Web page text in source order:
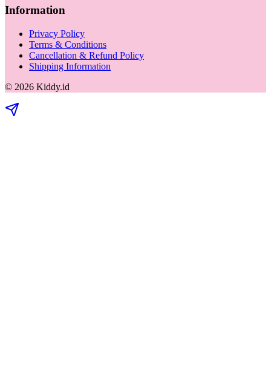
Information
Privacy Policy
Terms & Conditions
Cancellation & Refund Policy
Shipping Information
© 2026 Kiddy.id